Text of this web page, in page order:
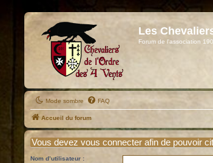
Les
Forum de l'association
Mode sombre FAQ
Accueil du forum
Vous devez vous connecter afin de pouvoir
Nom d’utilisateur :